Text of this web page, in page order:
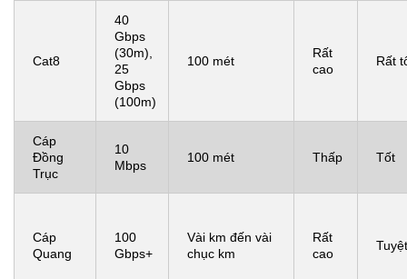
Cat8
40
Gbps
(30m),
25
Gbps
(100m)
100 mét
Rất
cao
Rất
Cáp
Đồng
Trục
10
Mbps
100 mét Thấp Tốt
Cáp
Quang
100
Gbps+
Vài km đến vài
chục km
Rất
cao